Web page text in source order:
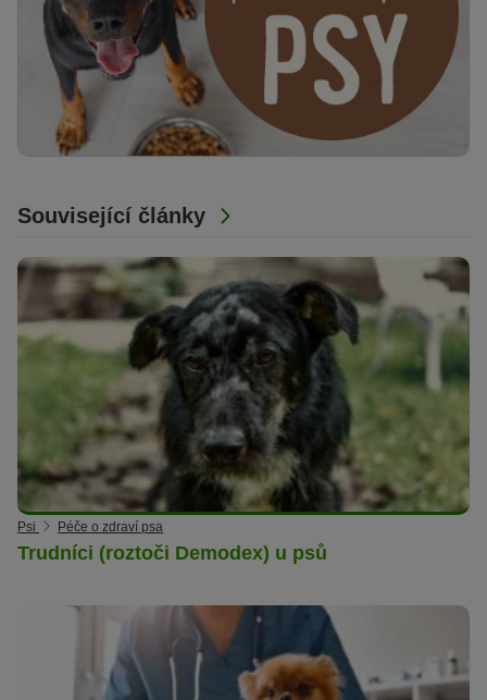
Související články
Psi Péče o zdraví psa
Trudníci (roztoči Demodex) u psů